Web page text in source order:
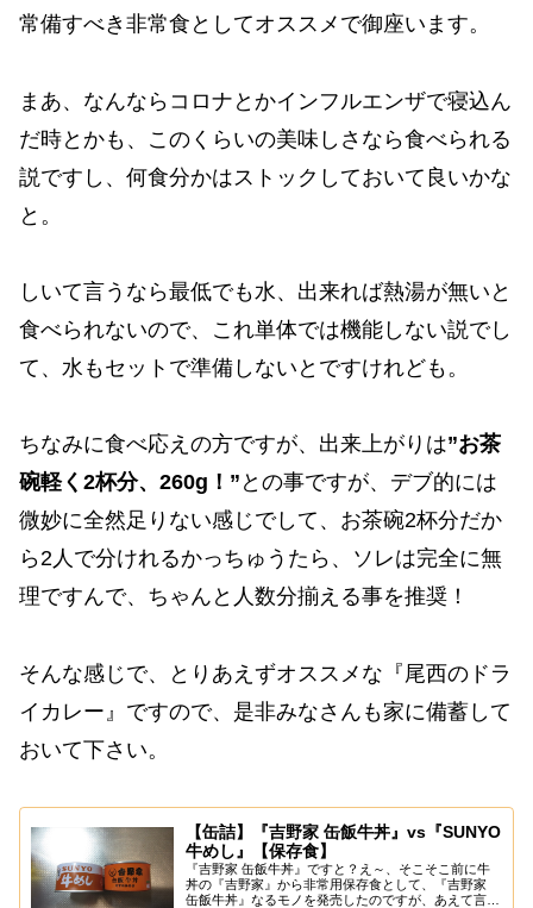
常備すべき非常食としてオススメで御座います。
まあ、なんならコロナとかインフルエンザで寝込ん
だ時とかも、このくらいの美味しさなら食べられる
説ですし、何食分かはストックしておいて良いかな
と。
しいて言うなら最低でも水、出来れば熱湯が無いと
食べられないので、これ単体では機能しない説でし
て、水もセットで準備しないとですけれども。
ちなみに食べ応えの方ですが、出来上がりは”お茶
碗軽く2杯分、260g！” との事ですが、デブ的には
微妙に全然足りない感じでして、お茶碗2杯分だか
ら2人で分けれるかっちゅうたら、ソレは完全に無
理ですんで、ちゃんと人数分揃える事を推奨！
そんな感じで、とりあえずオススメな『尾西のドラ
イカレー』ですので、是非みなさんも家に備蓄して
おいて下さい。
【缶詰】『吉野家 缶飯牛丼』vs『SUNYO
牛めし』【保存食】
『吉野家 缶飯牛丼』ですと？え～、そこそこ前に牛
丼の『吉野家』から非常用保存食として、『吉野家
缶飯牛丼』なるモノを発売したのですが、あえて言お